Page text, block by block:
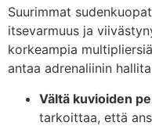
Suurimmat
itsevarmuus ja
korkeampia
antaa adrenaliinin
Vältä kuvioiden
tarkoittaa, että